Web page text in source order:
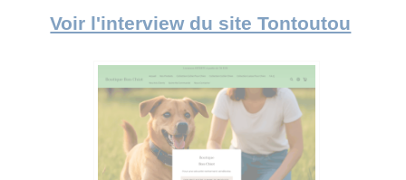
Voir l'interview du site Tontoutou